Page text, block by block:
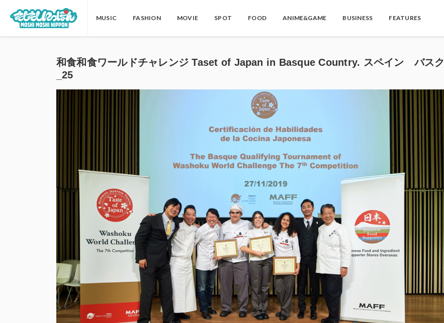
MUSIC FASHION MOVIE SPOT FOOD ANIME&GAME BUSINESS FEATURES
和食和食ワールドチャレンジ Taset of Japan in Basque Country. スペイン バスク
_25